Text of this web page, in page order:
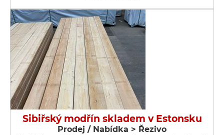
Sibiřský modřín skladem v Estonsku
Prodej / Nabídka > Řezivo